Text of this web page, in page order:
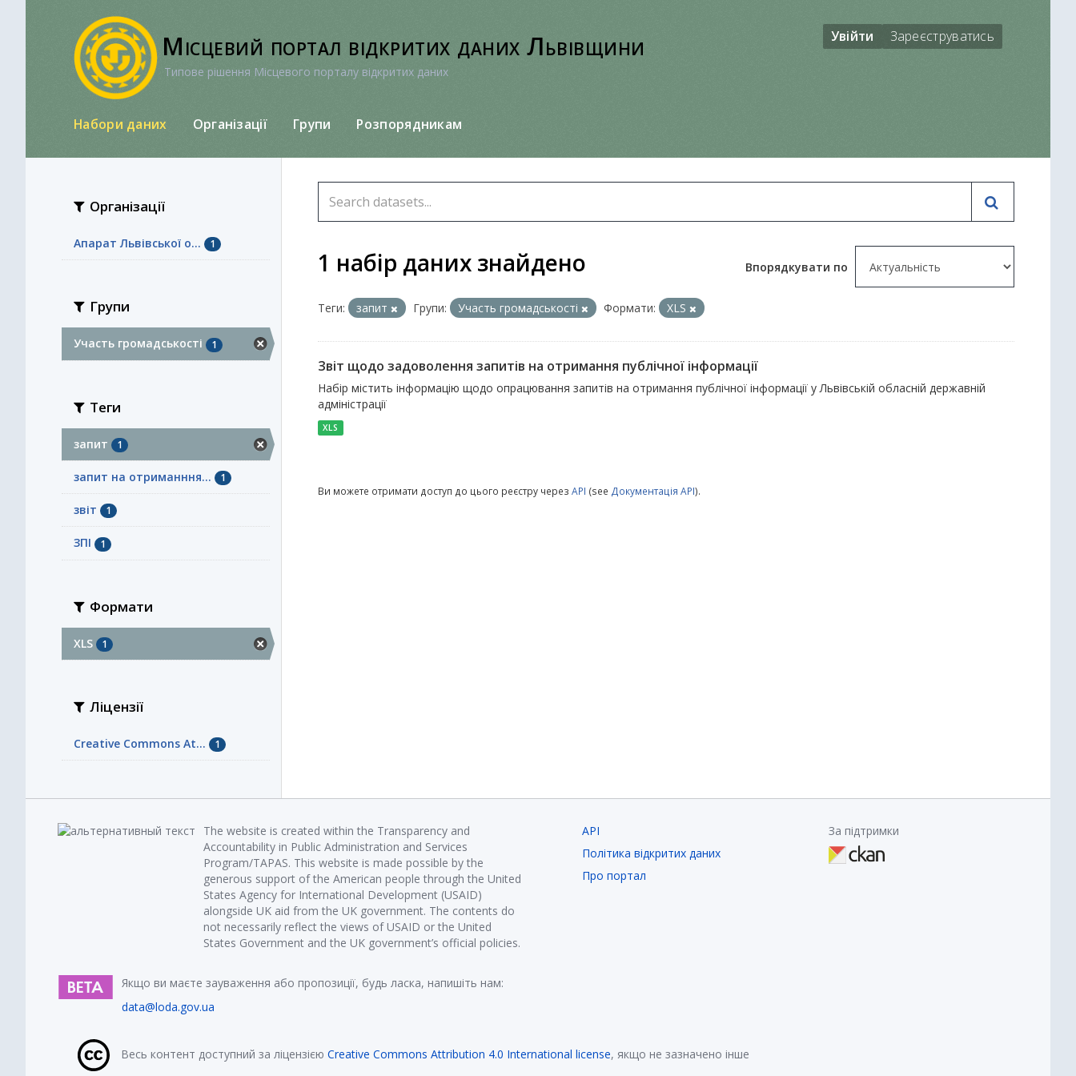
Місцевий портал відкритих даних Львівщини
Типове рішення Місцевого порталу відкритих даних
Увійти Зареєструватись
Набори даних Організації Групи Розпорядникам
Організації
Апарат Львівської о... 1
Групи
Участь громадськості 1
Теги
запит 1
запит на отриманння... 1
звіт 1
ЗПІ 1
Формати
XLS 1
Ліцензії
Creative Commons At... 1
Впорядкувати по
1 набір даних знайдено
Теги: запит Групи: Участь громадськості Формати: XLS
Звіт щодо задоволення запитів на отримання публічної інформації
Набір містить інформацію щодо опрацювання запитів на отримання публічної інформації у Львівській обласній державній
адміністрації
XLS
Ви можете отримати доступ до цього реєстру через API (see Документація API).
The website is created within the Transparency and
Accountability in Public Administration and Services
Program/TAPAS. This website is made possible by the
generous support of the American people through the United
States Agency for International Development (USAID)
alongside UK aid from the UK government. The contents do
not necessarily reflect the views of USAID or the United
States Government and the UK government’s official policies.
Якщо ви маєте зауваження або пропозиції, будь ласка, напишіть нам:
data@loda.gov.ua
API
Політика відкритих даних
Про портал
За підтримки
Весь контент доступний за ліцензією Creative Commons Attribution 4.0 International license, якщо не зазначено інше